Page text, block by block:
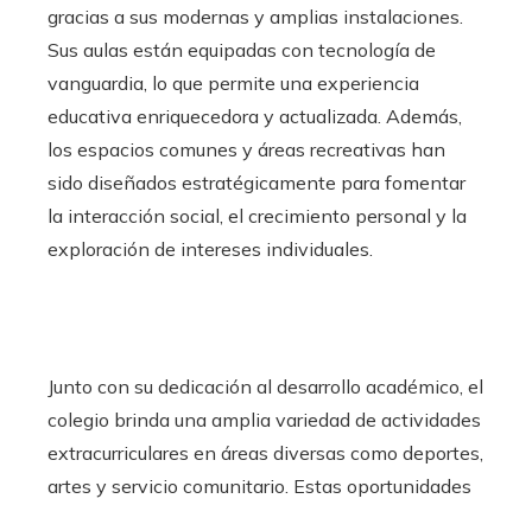
gracias a sus modernas y amplias instalaciones.
Sus aulas están equipadas con tecnología de
vanguardia, lo que permite una experiencia
educativa enriquecedora y actualizada. Además,
los espacios comunes y áreas recreativas han
sido diseñados estratégicamente para fomentar
la interacción social, el crecimiento personal y la
exploración de intereses individuales.
Junto con su dedicación al desarrollo académico, el
colegio brinda una amplia variedad de actividades
extracurriculares en áreas diversas como deportes,
artes y servicio comunitario. Estas oportunidades